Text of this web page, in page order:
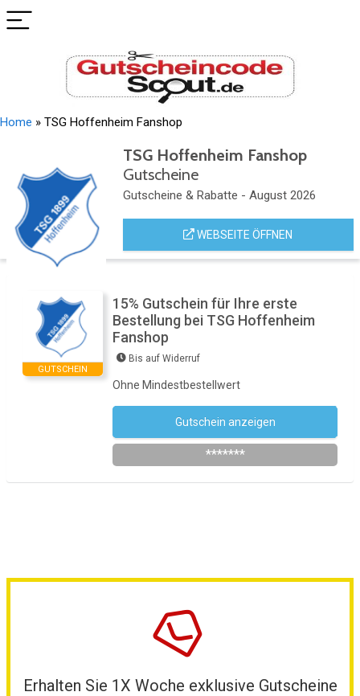
Home » TSG Hoffenheim Fanshop
TSG Hoffenheim Fanshop
Gutscheine
Gutscheine & Rabatte - August 2026
WEBSEITE ÖFFNEN
GUTSCHEIN
15% Gutschein für Ihre erste
Bestellung bei TSG Hoffenheim
Fanshop
Bis auf Widerruf
Ohne Mindestbestellwert
Gutschein anzeigen
*******
Erhalten Sie 1X Woche exklusive Gutscheine